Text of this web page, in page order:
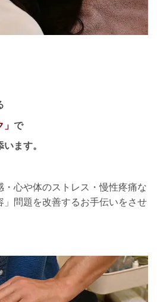
で
ます。
・心や体のストレス・慢性疼痛な
」問題を改善するお手伝いをさせ